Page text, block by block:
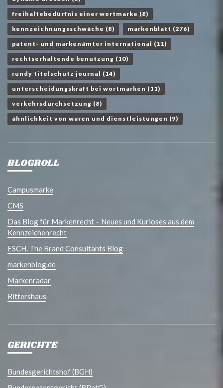
freihaltebedürfnis einer wortmarke (8)
kennzeichnungsschwäche (8) markenblatt (276)
patent- und markenämter international (11)
rechtserhaltende benutzung (10)
rundy titelschutz journal (14)
unterscheidungskraft bei wortmarken (11)
verkehrsdurchsetzung (8)
ähnlichkeit von waren und dienstleistungen (9)
BLOGROLL
Campusmarke
CMS
Das Blog für Markenrecht – Neues und Kurioses aus dem
Kennzeichenrecht
ESCH. The Brand Consultants Blog
markenblog.de
Markenradar
Rittershaus
GERICHTE
Bundesgerichtshof (BGH)